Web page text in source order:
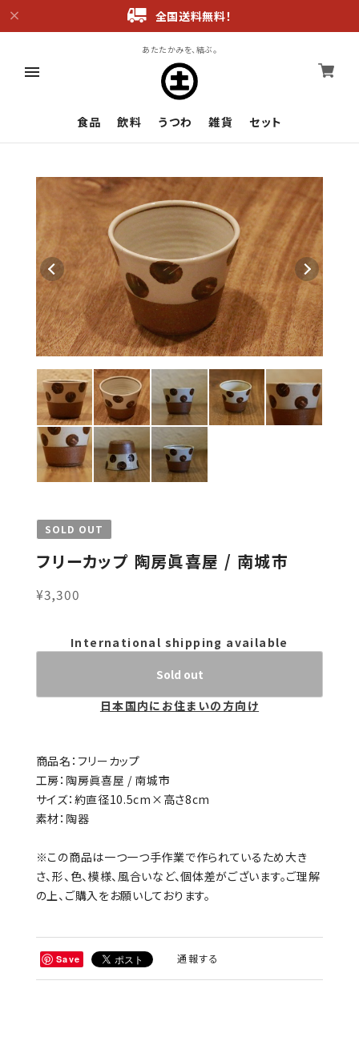
全国送料無料！
あたたかみを、結ぶ。
食品 飲料 うつわ 雑貨 セット
SOLD OUT
フリーカップ 陶房眞喜屋 / 南城市
¥3,300
International shipping available
Sold out
日本国内にお住まいの方向け
商品名：フリーカップ
工房：陶房眞喜屋 / 南城市
サイズ：約直径10.5cm×高さ8cm
素材：陶器
※この商品は一つ一つ手作業で作られているため大き
さ、形、色、模様、風合いなど、個体差がございます。ご理解
の上、ご購入をお願いしております。
Save 通報する